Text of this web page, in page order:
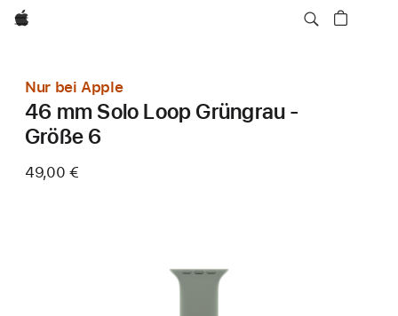
Apple
Nur bei Apple
46 mm Solo Loop Grüngrau -
Größe 6
49,00 €